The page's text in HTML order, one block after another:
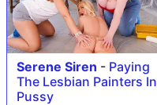
Serene Siren - Paying
The Lesbian Painters In
Pussy